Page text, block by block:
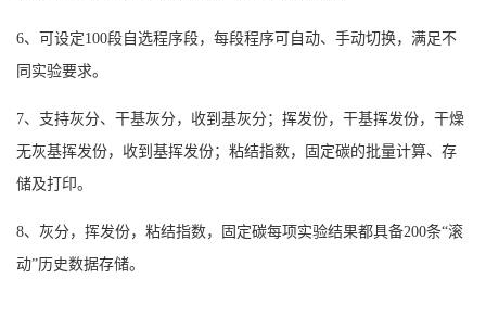
6、可设定100段自选程序段，每段程序可自动、手动切换，满足不
同实验要求。
7、支持灰分、干基灰分，收到基灰分；挥发份，干基挥发份，干燥
无灰基挥发份，收到基挥发份；粘结指数，固定碳的批量计算、存
储及打印。
8、灰分，挥发份，粘结指数，固定碳每项实验结果都具备200条“滚
动”历史数据存储。